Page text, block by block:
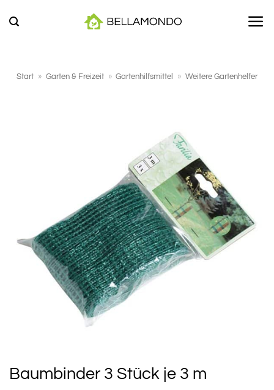
Inhalt
Start » Garten & Freizeit » Gartenhilfsmittel » Weitere Gartenhelfer
Baumbinder 3 Stück je 3 m